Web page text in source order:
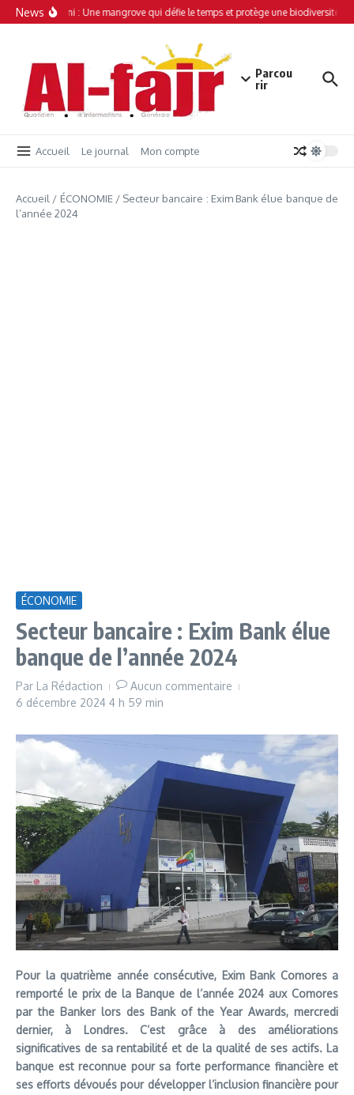
Aller au contenu
News
Simamboini : Une mangrove qui défie le temps et protège une biodiversité
Parcou
rir
Accueil Le journal Mon compte
Accueil / ÉCONOMIE/ Secteur bancaire : Exim Bank élue banque de
l’année 2024
ÉCONOMIE
Secteur bancaire : Exim Bank élue
banque de l’année 2024
Par La Rédaction
Aucun commentaire
6 décembre 2024 4 h 59 min
Pour la quatrième année consécutive, Exim Bank Comores a
remporté le prix de la Banque de l’année 2024 aux Comores
par the Banker lors des Bank of the Year Awards, mercredi
dernier, à Londres. C’est grâce à des améliorations
significatives de sa rentabilité et de la qualité de ses actifs. La
banque est reconnue pour sa forte performance financière et
ses efforts dévoués pour développer l’inclusion financière pour